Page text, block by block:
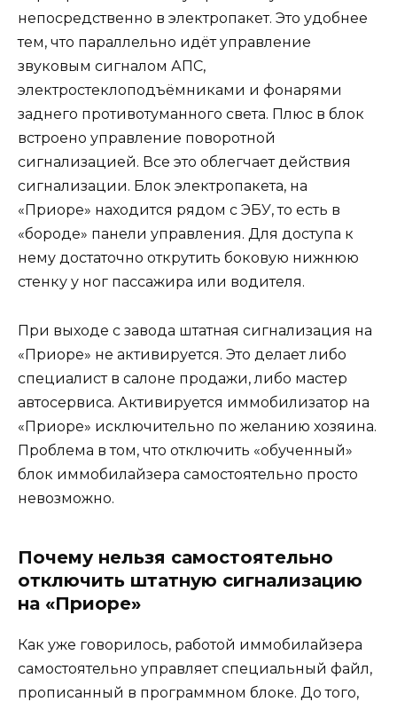
непосредственно в электропакет. Это удобнее
тем, что параллельно идёт управление
звуковым сигналом АПС,
электростеклоподъёмниками и фонарями
заднего противотуманного света. Плюс в блок
встроено управление поворотной
сигнализацией. Все это облегчает действия
сигнализации. Блок электропакета, на
«Приоре» находится рядом с ЭБУ, то есть в
«бороде» панели управления. Для доступа к
нему достаточно открутить боковую нижнюю
стенку у ног пассажира или водителя.
При выходе с завода штатная сигнализация на
«Приоре» не активируется. Это делает либо
специалист в салоне продажи, либо мастер
автосервиса. Активируется иммобилизатор на
«Приоре» исключительно по желанию хозяина.
Проблема в том, что отключить «обученный»
блок иммобилайзера самостоятельно просто
невозможно.
Почему нельзя самостоятельно
отключить штатную сигнализацию
на «Приоре»
Как уже говорилось, работой иммобилайзера
самостоятельно управляет специальный файл,
прописанный в программном блоке. До того,